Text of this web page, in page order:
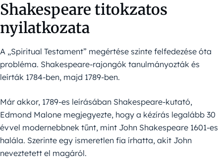
Shakespeare titokzatos
nyilatkozata
A „Spiritual Testament” megértése szinte felfedezése óta
probléma. Shakespeare-rajongók tanulmányozták és
leírták 1784-ben, majd 1789-ben.
Már akkor, 1789-es leírásában Shakespeare-kutató,
Edmond Malone megjegyezte, hogy a kézírás legalább 30
évvel modernebbnek tűnt, mint John Shakespeare 1601-es
halála. Szerinte egy ismeretlen fia írhatta, akit John
neveztetett el magáról.